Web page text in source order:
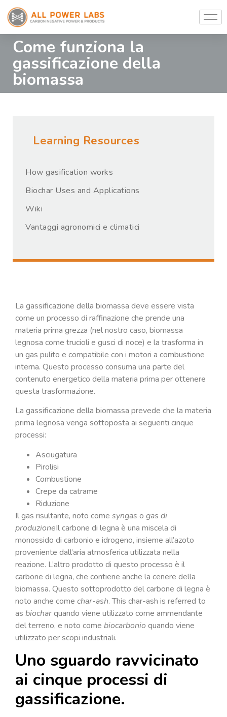
Come funziona la
gassificazione della
biomassa
Learning Resources
How gasification works
Biochar Uses and Applications
Wiki
Vantaggi agronomici e climatici
La gassificazione della biomassa deve essere vista
come un processo di raffinazione che prende una
materia prima grezza (nel nostro caso, biomassa
legnosa come trucioli e gusci di noce) e la trasforma in
un gas pulito e compatibile con i motori a combustione
interna. Questo processo consuma una parte del
contenuto energetico della materia prima per ottenere
questa trasformazione.
La gassificazione della biomassa prevede che la materia
prima legnosa venga sottoposta ai seguenti cinque
processi:
Asciugatura
Pirolisi
Combustione
Crepe da catrame
Riduzione
Il gas risultante, noto come syngas o gas di
produzioneIl carbone di legna è una miscela di
monossido di carbonio e idrogeno, insieme all’azoto
proveniente dall’aria atmosferica utilizzata nella
reazione. L’altro prodotto di questo processo è il
carbone di legna, che contiene anche la cenere della
biomassa. Questo sottoprodotto del carbone di legna è
noto anche come char-ash. This char-ash is referred to
as biocharquando viene utilizzato come ammendante
del terreno, e noto come biocarbonio quando viene
utilizzato per scopi industriali.
Uno sguardo ravvicinato
ai cinque processi di
gassificazione.